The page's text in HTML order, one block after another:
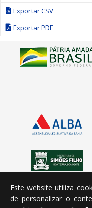
Exportar CSV
Exportar PDF
Este website utiliza
de personalizar o